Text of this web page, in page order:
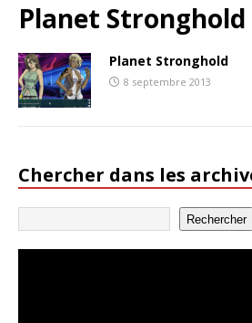
Planet Stronghold
Planet Stronghold
8 septembre 2013
Chercher dans les
Rechercher